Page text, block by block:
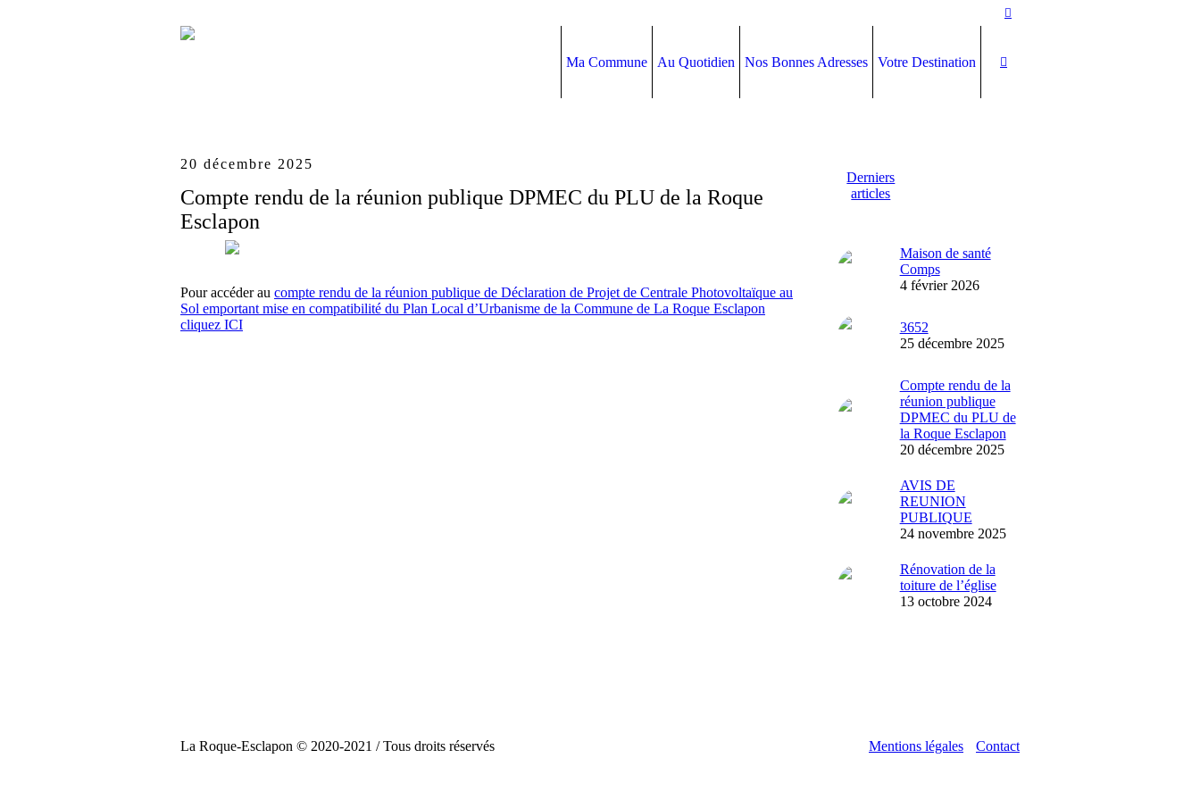
Ma Commune Au Quotidien Nos Bonnes Adresses Votre Destination
20 décembre 2025
Compte rendu de la réunion publique DPMEC du PLU de la Roque
Esclapon
Pour accéder au compte rendu de la réunion publique de Déclaration de Projet de Centrale Photovoltaïque au
Sol emportant mise en compatibilité du Plan Local d’Urbanisme de la Commune de La Roque Esclapon
cliquez ICI
Derniers
articles
Maison de santé
Comps
4 février 2026
3652
25 décembre 2025
Compte rendu de la
réunion publique
DPMEC du PLU de
la Roque Esclapon
20 décembre 2025
AVIS DE
REUNION
PUBLIQUE
24 novembre 2025
Rénovation de la
toiture de l’église
13 octobre 2024
Mentions légales Contact
La Roque-Esclapon © 2020-2021 / Tous droits réservés